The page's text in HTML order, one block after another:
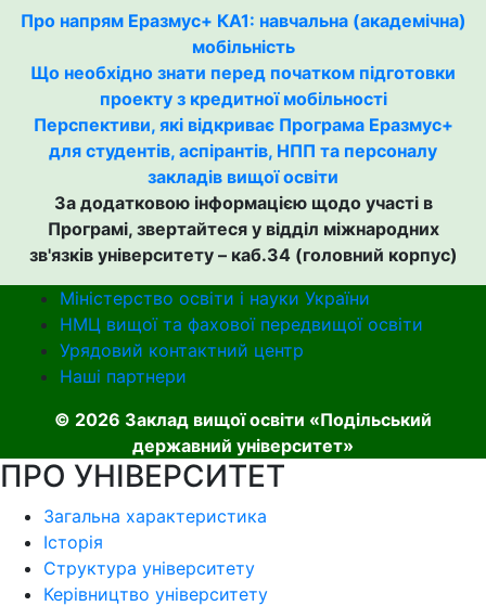
Про напрям Еразмус+ КА1: навчальна (академічна)
мобільність
Що необхідно знати перед початком підготовки
проекту з кредитної мобільності
Перспективи, які відкриває Програма Еразмус+
для студентів, аспірантів, НПП та персоналу
закладів вищої освіти
За додатковою інформацією щодо участі в
Програмі, звертайтеся у відділ міжнародних
зв'язків університету – каб.34 (головний корпус)
Міністерство освіти і науки України
НМЦ вищої та фахової передвищої освіти
Урядовий контактний центр
Наші партнери
© 2026 Заклад вищої освіти «Подільський
державний університет»
ПРО УНІВЕРСИТЕТ
Загальна характеристика
Історія
Структура університету
Керівництво університету